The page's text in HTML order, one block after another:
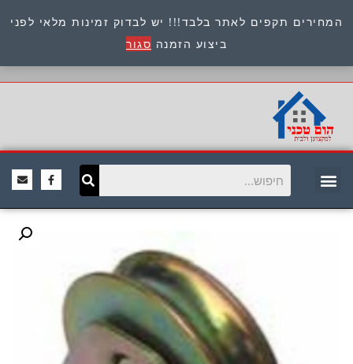
המחירים תקפים לאתר בלבד!!! יש לבדוק זמינות מלאי לפני
ביצוע הזמנה סגור
כתובת : היוזמים 9 אור יהודה שירות לקוחות 054-
8945722